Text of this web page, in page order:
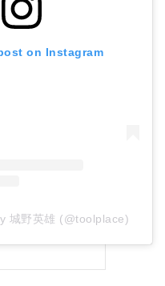
on Instagram
城野英雄 (@toolplace)